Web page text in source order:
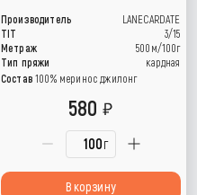
Производитель
LANECARDATE
TIT
3/15
Метраж
500м/100г
Тип пряжи
кардная
Состав 100% меринос джилонг
г
580
В корзину